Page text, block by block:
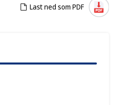
Last ned som PDF